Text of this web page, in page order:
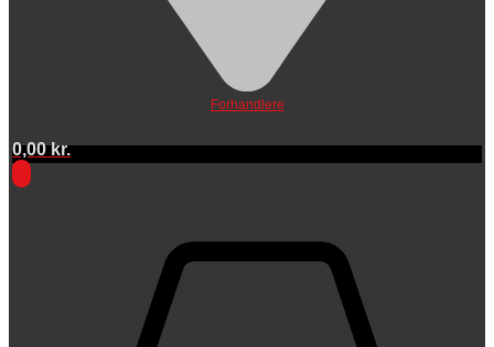
Forhandlere
0,00kr.